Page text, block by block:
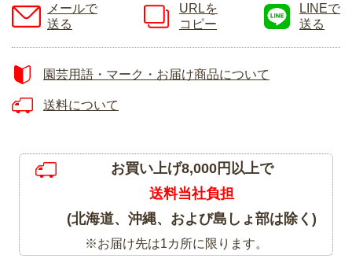
メールで
送る
URLを
コピー
LINEで
送る
園芸用語・マーク・お届け商品について
送料について
お買い上げ8,000円以上で
送料当社負担
(北海道、沖縄、および島しょ部は除く)
※お届け先は1カ所に限ります。